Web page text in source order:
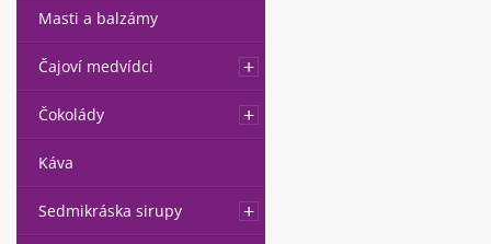
Masti a balzámy
Čajoví medvídci
Čokolády
Káva
Sedmikráska sirupy